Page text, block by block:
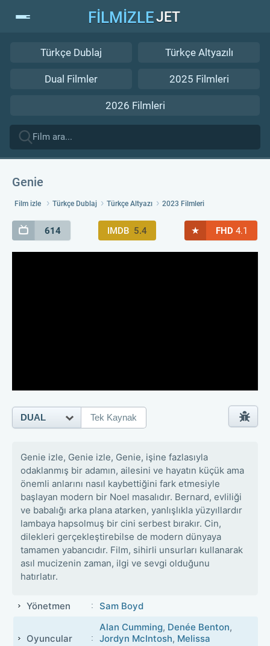
FİLMİZLEJET
Türkçe Dublaj Türkçe Altyazılı
Dual Filmler 2025 Filmleri
2026 Filmleri
Genie
Film izle Türkçe Dublaj Türkçe Altyazı 2023 Filmleri
614 IMDB 5.4 ★ FHD 4.1
Genie izle, Genie izle, Genie, işine fazlasıyla
odaklanmış bir adamın, ailesini ve hayatın küçük ama
önemli anlarını nasıl kaybettiğini fark etmesiyle
başlayan modern bir Noel masalıdır. Bernard, evliliği
ve babalığı arka plana atarken, yanlışlıkla yüzyıllardır
lambaya hapsolmuş bir cini serbest bırakır. Cin,
dilekleri gerçekleştirebilse de modern dünyaya
tamamen yabancıdır. Film, sihirli unsurları kullanarak
asıl mucizenin zaman, ilgi ve sevgi olduğunu
hatırlatır.
Yönetmen Sam Boyd
Oyuncular
Alan Cumming, Denée Benton,
Jordyn McIntosh, Melissa
DUAL Tek Kaynak